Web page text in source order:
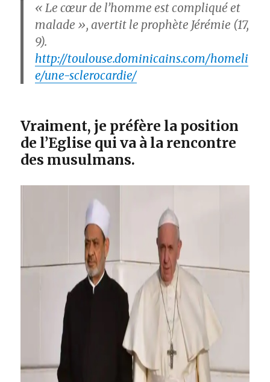
« Le cœur de l’homme est compliqué et
malade », avertit le prophète Jérémie (17,
9).
http://toulouse.dominicains.com/homeli
e/une-sclerocardie/
Vraiment, je préfère la position
de l’Eglise qui va à la rencontre
des musulmans.